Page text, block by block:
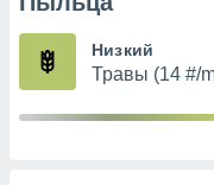
из
Низкий
Травы (14 #/